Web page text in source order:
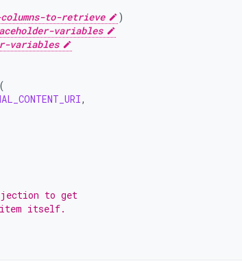
columns-to-retrieve
)
variables
variables
(
,
to get
item itself.